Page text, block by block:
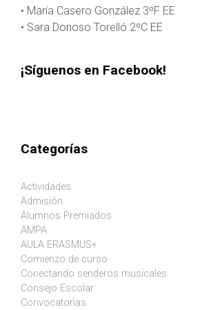
• María Casero González 3ºF EE
• Sara Donoso Torelló 2ºC EE
¡Síguenos en Facebook!
Categorías
Actividades
Admisión
Alumnos Premiados
AMPA
AULA ERASMUS+
Comienzo de curso
Conectando senderos musicales
Consejo Escolar
Convocatorias